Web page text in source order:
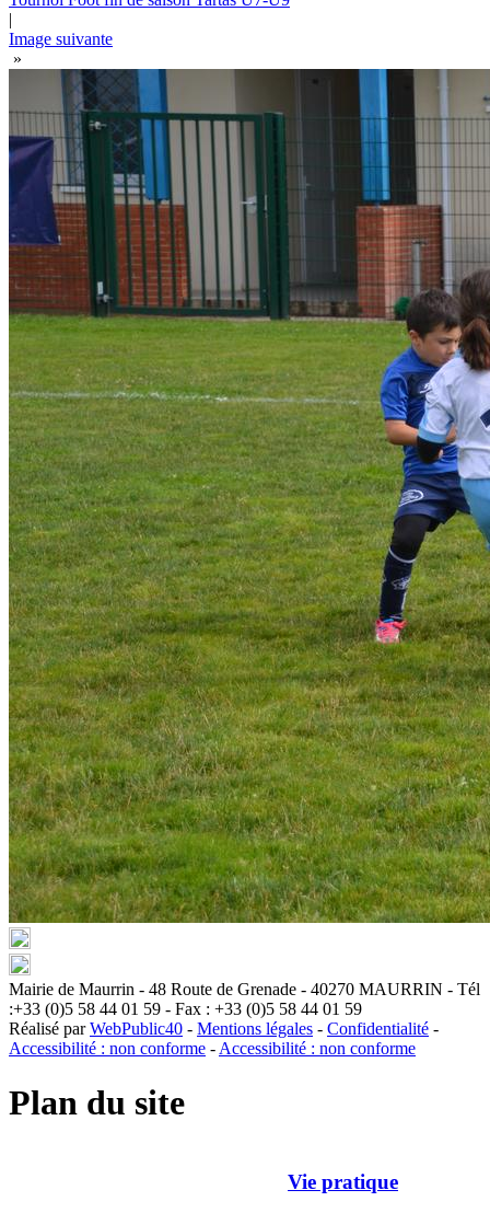
|
Image suivante
»
Mairie de Maurrin - 48 Route de Grenade - 40270 MAURRIN - Tél
:+33 (0)5 58 44 01 59 - Fax : +33 (0)5 58 44 01 59
Réalisé parWebPublic40 - Mentions légales - Confidentialité -
Accessibilité : non conforme -Accessibilité : non conforme
Plan du site
Vie pratique